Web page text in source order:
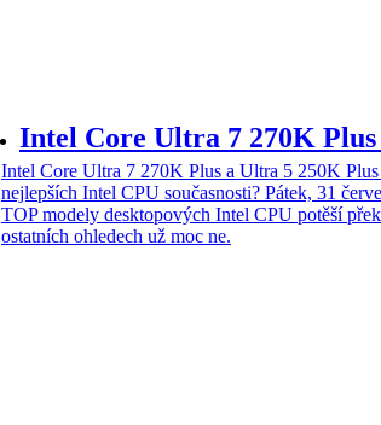
Intel Core Ultra 7 270K
Intel Core Ultra 7 270K Plus a Ultra 5 250K
nejlepších Intel CPU současnosti? Pátek, 31
TOP modely desktopových Intel CPU potěší
ostatních ohledech už moc ne.